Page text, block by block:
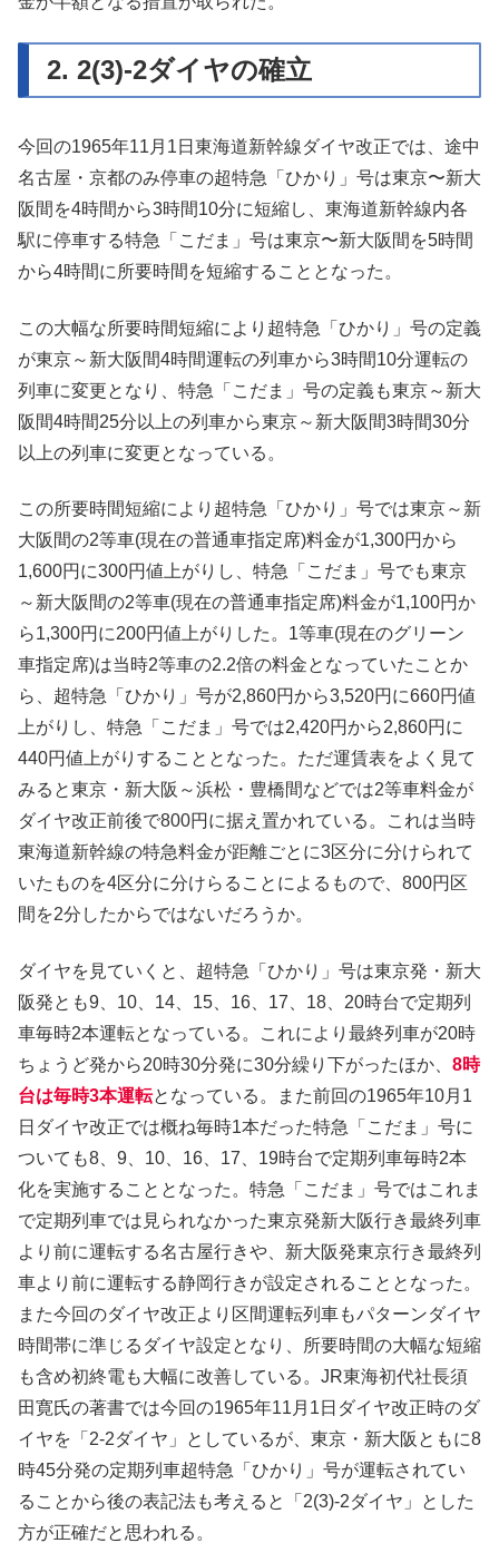
2. 2(3)-2ダイヤの確立
今回の1965年11月1日東海道新幹線ダイヤ改正では、途中
名古屋・京都のみ停車の超特急「ひかり」号は東京〜新大
阪間を4時間から3時間10分に短縮し、東海道新幹線内各
駅に停車する特急「こだま」号は東京〜新大阪間を5時間
から4時間に所要時間を短縮することとなった。
この大幅な所要時間短縮により超特急「ひかり」号の定義
が東京～新大阪間4時間運転の列車から3時間10分運転の
列車に変更となり、特急「こだま」号の定義も東京～新大
阪間4時間25分以上の列車から東京～新大阪間3時間30分
以上の列車に変更となっている。
この所要時間短縮により超特急「ひかり」号では東京～新
大阪間の2等車(現在の普通車指定席)料金が1,300円から
1,600円に300円値上がりし、特急「こだま」号でも東京
～新大阪間の2等車(現在の普通車指定席)料金が1,100円か
ら1,300円に200円値上がりした。1等車(現在のグリーン
車指定席)は当時2等車の2.2倍の料金となっていたことか
ら、超特急「ひかり」号が2,860円から3,520円に660円値
上がりし、特急「こだま」号では2,420円から2,860円に
440円値上がりすることとなった。ただ運賃表をよく見て
みると東京・新大阪～浜松・豊橋間などでは2等車料金が
ダイヤ改正前後で800円に据え置かれている。これは当時
東海道新幹線の特急料金が距離ごとに3区分に分けられて
いたものを4区分に分けらることによるもので、800円区
間を2分したからではないだろうか。
ダイヤを見ていくと、超特急「ひかり」号は東京発・新大
阪発とも9、10、14、15、16、17、18、20時台で定期列
車毎時2本運転となっている。これにより最終列車が20時
ちょうど発から20時30分発に30分繰り下がったほか、 8時
台は毎時3本運転となっている。また前回の1965年10月1
日ダイヤ改正では概ね毎時1本だった特急「こだま」号に
ついても8、9、10、16、17、19時台で定期列車毎時2本
化を実施することとなった。特急「こだま」号ではこれま
で定期列車では見られなかった東京発新大阪行き最終列車
より前に運転する名古屋行きや、新大阪発東京行き最終列
車より前に運転する静岡行きが設定されることとなった。
また今回のダイヤ改正より区間運転列車もパターンダイヤ
時間帯に準じるダイヤ設定となり、所要時間の大幅な短縮
も含め初終電も大幅に改善している。JR東海初代社長須
田寛氏の著書では今回の1965年11月1日ダイヤ改正時のダ
イヤを「2-2ダイヤ」としているが、東京・新大阪ともに8
時45分発の定期列車超特急「ひかり」号が運転されてい
ることから後の表記法も考えると「2(3)-2ダイヤ」とした
方が正確だと思われる。